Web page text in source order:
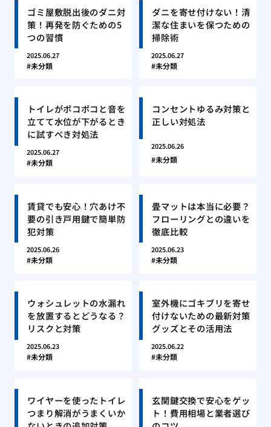
ゴミ屋敷脱出後のダニ対
策！再発を防ぐための5
つの習慣
2025.06.27
未分類
ダニを寄せ付けない！清
潔な住まいを保つための
掃除術
2025.06.27
未分類
トイレがポコポコと音を
立てて水位が下がるとき
に試すべき対処法
2025.06.27
未分類
コンセントゆるみ対策と
正しい対処法
2025.06.26
未分類
賃貸でも安心！穴あけ不
要の引き戸用鍵で簡単防
犯対策
2025.06.26
未分類
畳マットは本当に必要？
フローリングとの違いを
徹底比較
2025.06.23
未分類
ウォシュレットの水漏れ
を放置するとどうなる？
リスクと対策
2025.06.23
未分類
室外機にゴキブリを寄せ
付けないための最新対策
グッズとその活用法
2025.06.22
未分類
ワイヤーを使ったトイレ
つまり解消がうまくいか
玄関鍵交換で安心をゲッ
ト！費用相場と業者選び